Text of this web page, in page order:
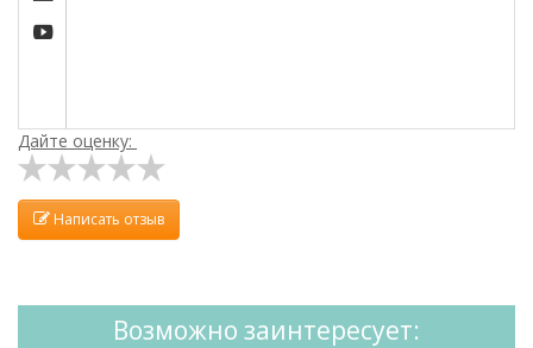

Дайте оценку:
Написать отзыв
Возможно заинтересует: